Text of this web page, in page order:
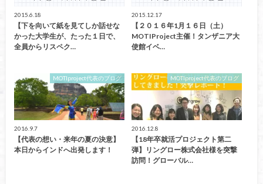
2015.6.18
【下を向いて紙を見てしか話せな
かった大学生が、たった１日で、
全員からリスペク…
2015.12.17
【２０１６年1月１６日（土）
MOTIProject主催！タンザニア大
使館イベ…
MOTIproject代表のブログ
2016.9.7
【代表の想い・来年の夏の決意】
本日からインドへ出発します！
MOTIproject代表のブログ
2016.12.8
【18年卒就活プロジェクト第二
弾】リングロー株式会社様を突撃
訪問！グローバル…